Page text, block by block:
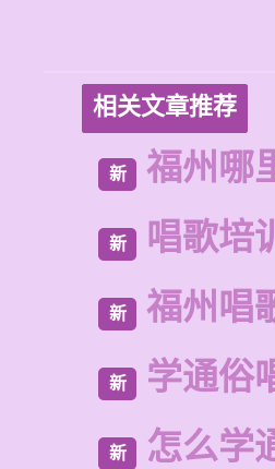
相关文章推荐
新 福州哪
新 唱歌培
新 福州唱
新 学通俗
新 怎么学